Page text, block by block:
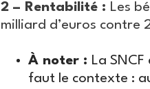
2 – Rentabilité : Les
milliard d’euros contre
À noter : La
faut le contexte :